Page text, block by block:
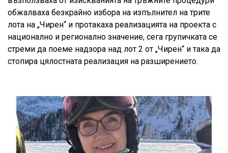
обжалваха безкрайно избора на изпълнител на трите
лота на „Чирен“ и протакаха реализацията на проекта с
национално и регионално значение, сега групичката се
стреми да поеме надзора над лот 2 от „Чирен“ и така да
стопира цялостната реализация на разширението.